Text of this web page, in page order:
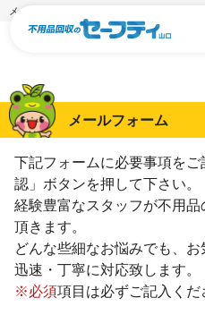
メールフォーム
メールフォーム
下記フォームに必要事項を
認」ボタンを押して下さい。
経験豊富なスタッフが不用
頂きます。
どんな些細なお悩みでも、お
迅速・丁寧に対応致します。
※必須項目は必ずご記入くだ